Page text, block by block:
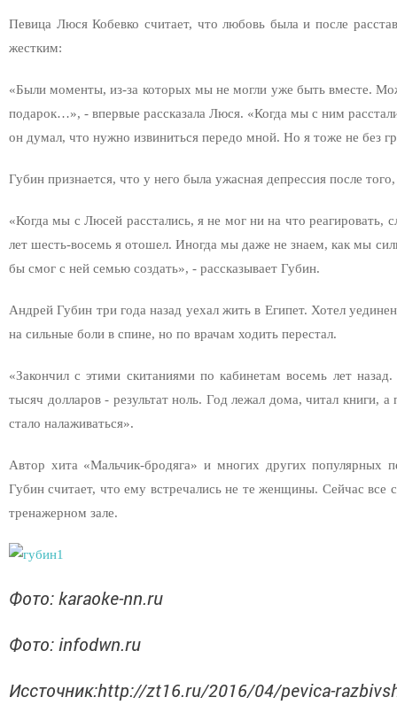
Певица Люся Кобевко считает, что любовь была и после
жестким:
«Были моменты, из-за которых мы не могли уже быть вместе.
подарок…», - впервые рассказала Люся. «Когда мы с ним
он думал, что нужно извиниться передо мной. Но я тоже не без
Губин признается, что у него была ужасная депрессия после
«Когда мы с Люсей расстались, я не мог ни на что реагировать,
лет шесть-восемь я отошел. Иногда мы даже не знаем, как мы
бы смог с ней семью создать», - рассказывает Губин.
Андрей Губин три года назад уехал жить в Египет. Хотел
на сильные боли в спине, но по врачам ходить перестал.
«Закончил с этими скитаниями по кабинетам восемь лет
тысяч долларов - результат ноль. Год лежал дома, читал книги,
стало налаживаться».
Автор хита «Мальчик-бродяга» и многих других популярных
Губин считает, что ему встречались не те женщины. Сейчас
тренажерном зале.
Фото: karaoke-nn.ru
Фото: infodwn.ru
Иссточник:http://zt16.ru/2016/04/pevica-